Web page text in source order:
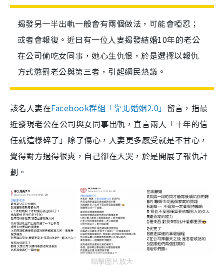
揭發另一半出軌一般會有兩個做法，可能會啞忍；
或者會報復。近日有一位人妻揭發結婚10年的老公
在公司偷吃女同事，她心生仇恨，於是選擇以報仇
方式懲罰老公與第三者，引起網民熱議。
該名人妻在Facebook群組「靠北婚姻2.0」 留言，指最
近發現老公在公司與女同事出軌，直言兩人「十年的信
任就這樣碎了」除了傷心，人妻更多感受就是不甘心，
覺得對方過得很爽，自己卻在大哭，於是開展了報仇計
劃。
點擊圖片放大